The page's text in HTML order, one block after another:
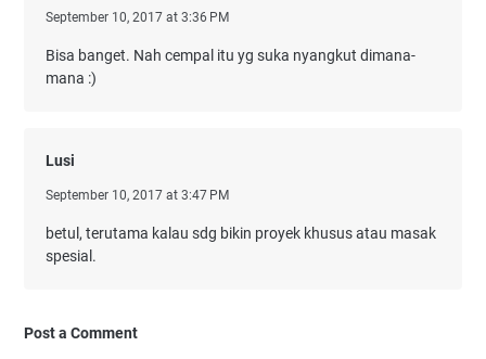
September 10, 2017 at 3:36 PM
Bisa banget. Nah cempal itu yg suka nyangkut dimana-
mana :)
Lusi
September 10, 2017 at 3:47 PM
betul, terutama kalau sdg bikin proyek khusus atau masak
spesial.
Post a Comment